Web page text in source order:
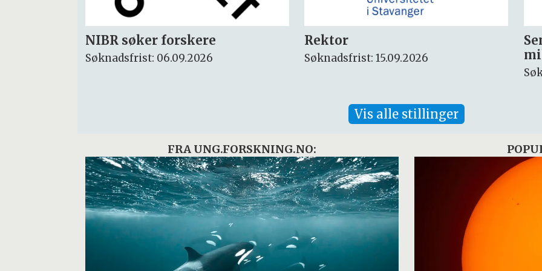
Rektor
Søknadsfrist: 15.09.2026
Seniorforsker innen
miljøkjemi og arktisk miljø
Vis alle stillinger
FRA UNG.FORSKNING.NO: